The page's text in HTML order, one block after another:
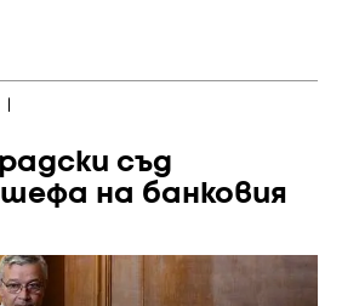
|
съд
на банковия